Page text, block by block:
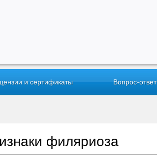
и сертификаты Вопрос-ответ
филяриоза